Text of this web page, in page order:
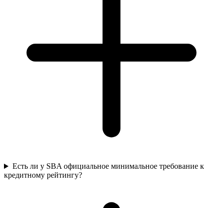
Есть ли у SBA официальное минимальное требование к
кредитному рейтингу?